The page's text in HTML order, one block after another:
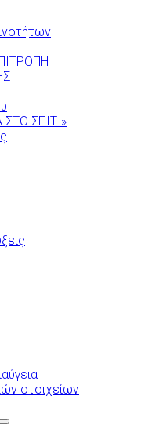
ΣΠΙΤΙ»
στοιχείων